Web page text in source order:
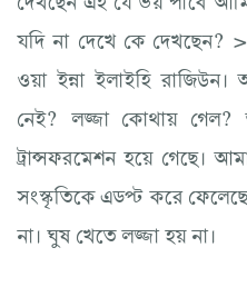
যদি না দেখে কে দেখছেন?
ওয়া ইন্না ইলাইহি
নেই? লজ্জা কোথায় গেল?
ট্রান্সফরমেশন হয়ে গেছে।
সংস্কৃতিকে এডপ্ট করে
না। ঘুষ খেতে লজ্জা হয় না।